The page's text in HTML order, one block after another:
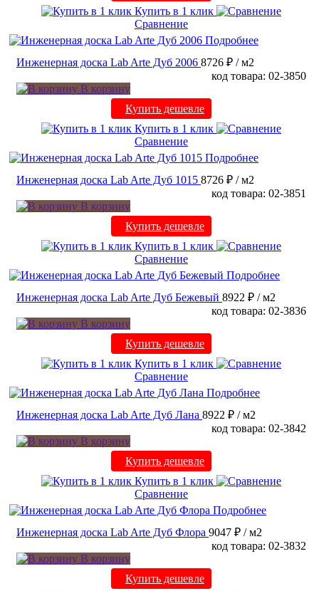
Купить в 1 клик
Сравнение
Подробнее
Инженерная доска Lab Arte Дуб 2006 8726 ₽ / м2
код товара: 02-3850
В корзину
Купить дешевле
Купить в 1 клик
Сравнение
Подробнее
Инженерная доска Lab Arte Дуб 1015 8726 ₽ / м2
код товара: 02-3851
В корзину
Купить дешевле
Купить в 1 клик
Сравнение
Подробнее
Инженерная доска Lab Arte Дуб Бежевый 8922 ₽ / м2
код товара: 02-3836
В корзину
Купить дешевле
Купить в 1 клик
Сравнение
Подробнее
Инженерная доска Lab Arte Дуб Лана 8922 ₽ / м2
код товара: 02-3842
В корзину
Купить дешевле
Купить в 1 клик
Сравнение
Подробнее
Инженерная доска Lab Arte Дуб Флора 9047 ₽ / м2
код товара: 02-3832
В корзину
Купить дешевле